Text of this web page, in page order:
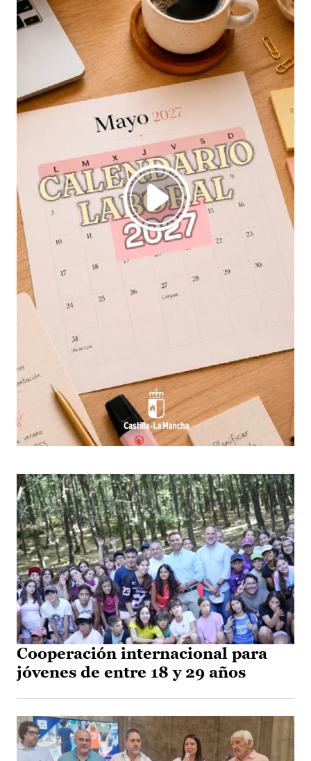
Cooperación internacional para
jóvenes de entre 18 y 29 años